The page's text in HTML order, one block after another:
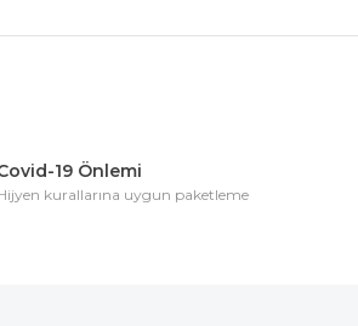
19 Önlemi
kurallarına uygun paketleme